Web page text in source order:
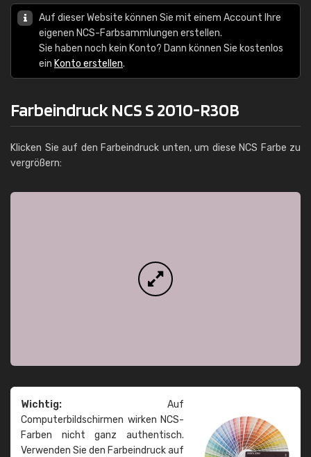
Auf dieser Website können Sie mit einem Account Ihre
eigenen NCS-Farbsammlungen erstellen.
Sie haben noch kein Konto? Dann können Sie kostenlos
ein Konto erstellen.
Farbeindruck NCS S 2010-R30B
Klicken Sie auf den Farbeindruck unten, um diese NCS Farbe zu
vergrößern:
Wichtig: Auf
Computerbildschirmen wirken NCS-
Farben nicht ganz authentisch.
Verwenden Sie den Farbeindruck auf